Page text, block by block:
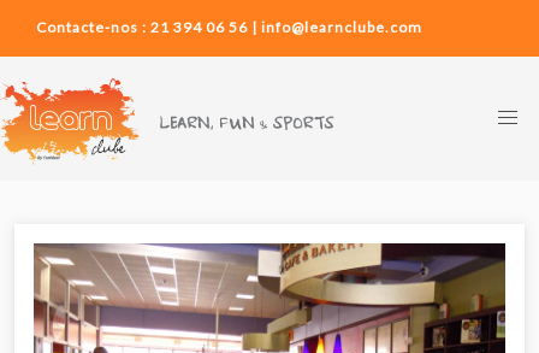
Contacte-nos : 21 394 06 56 | info@learnclube.com